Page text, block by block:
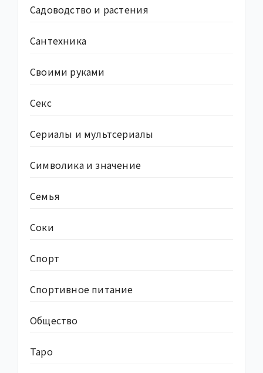
Садоводство и растения
Сантехника
Своими руками
Секс
Сериалы и мультсериалы
Символика и значение
Семья
Соки
Спорт
Спортивное питание
Общество
Таро